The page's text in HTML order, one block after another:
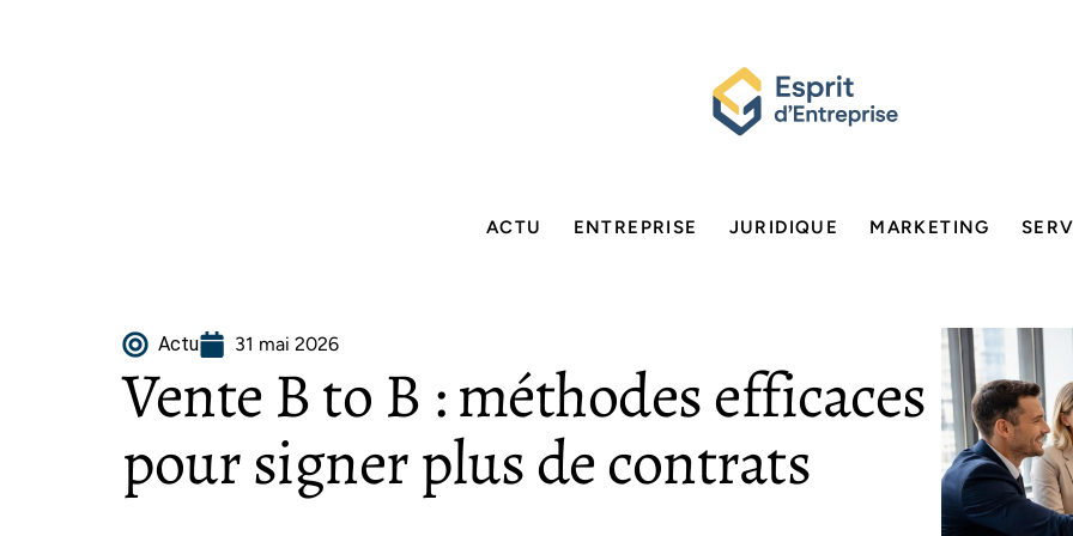
ACTU ENTREPRISE JURIDIQUE MARKETING
Actu 31 mai 2026
Vente B to B : méthodes efficaces
pour signer plus de contrats